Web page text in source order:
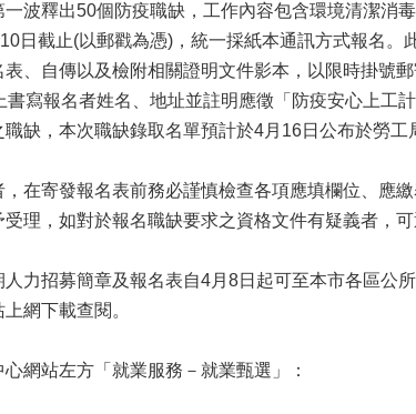
波釋出50個防疫職缺，工作內容包含環境清潔消
日截止(以郵戳為憑)，統一採紙本通訊方式報名
、自傳以及檢附相關證明文件影本，以限時掛號
寫報名者姓名、地址並註明應徵「防疫安心上工
缺，本次職缺錄取名單預計於4月16日公布於勞工
在寄發報名表前務必謹慎檢查各項應填欄位、應
理，如對於報名職缺要求之資格文件有疑義者，可
力招募簡章及報名表自4月8日起可至本市各區公
網下載查閱。
網站左方「就業服務－就業甄選」：